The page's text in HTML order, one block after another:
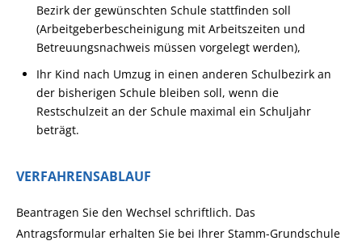
Bezirk der gewünschten Schule stattfinden soll
(Arbeitgeberbescheinigung mit Arbeitszeiten und
Betreuungsnachweis müssen vorgelegt werden),
Ihr Kind nach Umzug in einen anderen Schulbezirk an
der bisherigen Schule bleiben soll, wenn die
Restschulzeit an der Schule maximal ein Schuljahr
beträgt.
VERFAHRENSABLAUF
Beantragen Sie den Wechsel schriftlich. Das
Antragsformular erhalten Sie bei Ihrer Stamm-Grundschule